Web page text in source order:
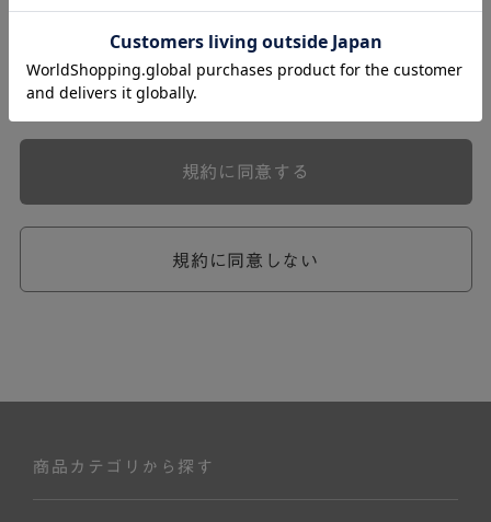
本規約は、会員と弊社との間のサービスの利用に関わる一
切の関係に適用されるものとします。
弊社が一連のサービスを提供するにあたり、本規約のほ
ら個別規定はその名称のいかんに関わらず、本規約の一部
めが優先されるものとします。
ません。
規約に同意しない
規約に同意する
商品カテゴリから探す